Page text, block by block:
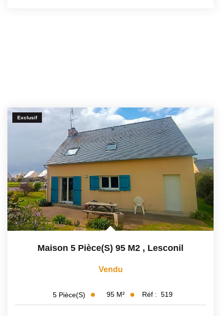
Exclusif
Maison 5 Pièce(s) 95 M2 , Lesconil
Vendu
5 Pièce(s) 95 M² Réf : 519